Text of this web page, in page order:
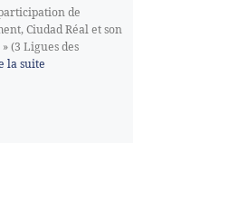
de
Ciudad Réal et son
(3 Ligues des
la suite